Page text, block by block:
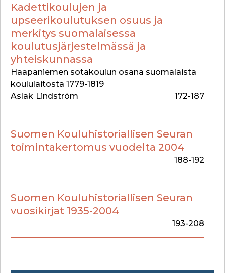
Kadettikoulujen ja
upseerikoulutuksen osuus ja
merkitys suomalaisessa
koulutusjärjestelmässä ja
yhteiskunnassa
Haapaniemen sotakoulun osana suomalaista
koululaitosta 1779-1819
Aslak Lindström 172-187
Suomen Kouluhistoriallisen Seuran
toimintakertomus vuodelta 2004
188-192
Suomen Kouluhistoriallisen Seuran
vuosikirjat 1935-2004
193-208